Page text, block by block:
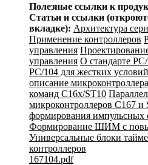
Полезные ссылки к
Статьи и ссылки
вкладке): Архитектура
Применение контроллеров
управления
управления О стандарте
PC/104 для жестких условий
описание
команд C16x/ST10
микроконтроллеров C167 и
формирования импульсных
Формирование ШИМ с
Универсальные блоки
контроллеров
167104.pdf